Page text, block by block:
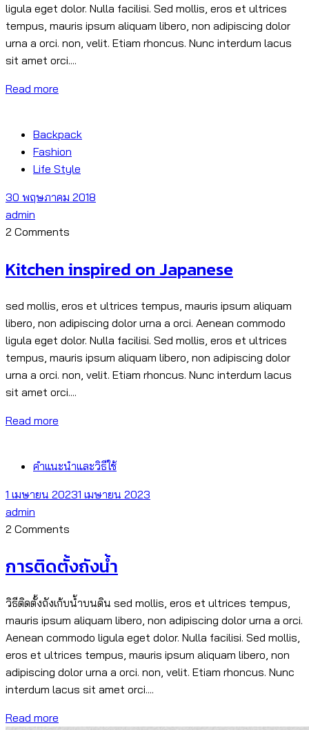
ligula eget dolor. Nulla facilisi. Sed mollis, eros et ultrices
tempus, mauris ipsum aliquam libero, non adipiscing dolor
urna a orci. non, velit. Etiam rhoncus. Nunc interdum lacus
sit amet orci....
Read more
Backpack
Fashion
Life Style
30 พฤษภาคม 2018
admin
2 Comments
Kitchen inspired on Japanese
sed mollis, eros et ultrices tempus, mauris ipsum aliquam
libero, non adipiscing dolor urna a orci. Aenean commodo
ligula eget dolor. Nulla facilisi. Sed mollis, eros et ultrices
tempus, mauris ipsum aliquam libero, non adipiscing dolor
urna a orci. non, velit. Etiam rhoncus. Nunc interdum lacus
sit amet orci....
Read more
คำแนะนำและวิธีใช้
1 เมษายน 20231 เมษายน 2023
admin
2 Comments
การติดตั้งถังน้ำ
วิธีติดตั้งถังเก้บน้ำบนดิน sed mollis, eros et ultrices tempus,
mauris ipsum aliquam libero, non adipiscing dolor urna a orci.
Aenean commodo ligula eget dolor. Nulla facilisi. Sed mollis,
eros et ultrices tempus, mauris ipsum aliquam libero, non
adipiscing dolor urna a orci. non, velit. Etiam rhoncus. Nunc
interdum lacus sit amet orci....
Read more